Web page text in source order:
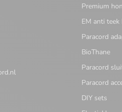
Premium
EM anti teek
Paracord
BioThane
Paracord
Paracord
DIY sets